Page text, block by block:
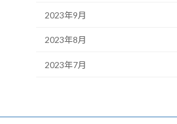
2023年9月
2023年8月
2023年7月